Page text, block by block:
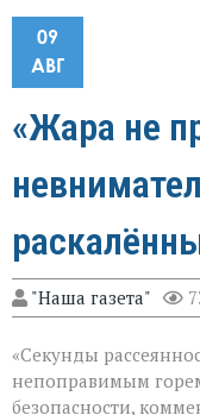
09
АВГ
«Жара не
"Наша газета"
«Секунды
непоправимым
безопасности,